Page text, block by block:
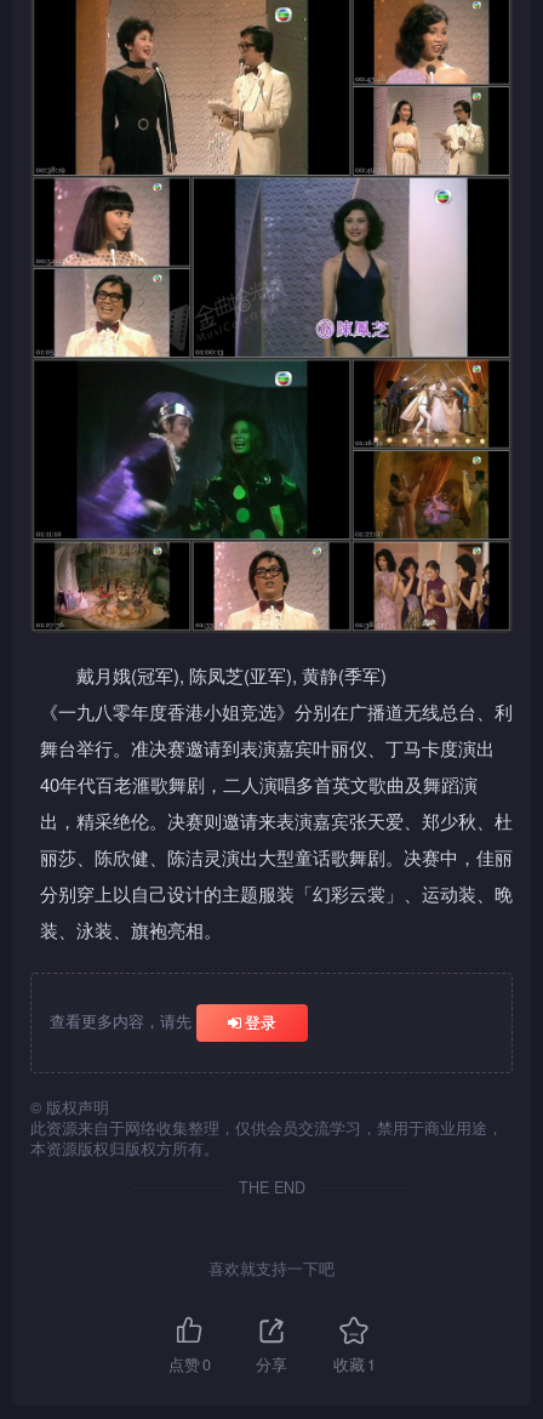
戴月娥(冠军), 陈凤芝(亚军), 黄静(季军)
《一九八零年度香港小姐竞选》分别在广播道无线总台、利
舞台举行。准决赛邀请到表演嘉宾叶丽仪、丁马卡度演出
40年代百老滙歌舞剧，二人演唱多首英文歌曲及舞蹈演
出，精采绝伦。决赛则邀请来表演嘉宾张天爱、郑少秋、杜
丽莎、陈欣健、陈洁灵演出大型童话歌舞剧。决赛中，佳丽
分别穿上以自己设计的主题服装「幻彩云裳」、运动装、晚
装、泳装、旗袍亮相。
查看更多内容，请先 登录
© 版权声明
此资源来自于网络收集整理，仅供会员交流学习，禁用于商业用途，
本资源版权归版权方所有。
THE END
喜欢就支持一下吧
点赞0 分享 收藏1